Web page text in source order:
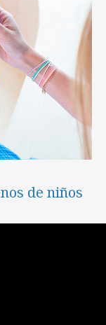
de niños